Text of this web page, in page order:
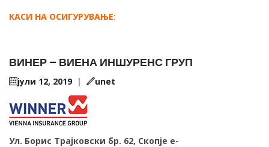
KАСИ НА ОСИГУРУВАЊЕ:
ВИНЕР – ВИЕНА ИНШУРЕНС ГРУП
јули 12, 2019 | unet
Ул. Борис Трајковски бр. 62, Скопје e-